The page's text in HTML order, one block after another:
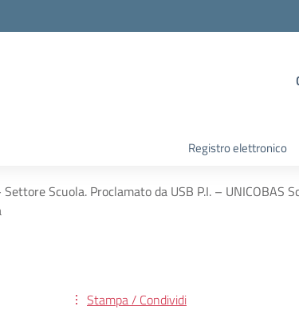
Registro elettronico
Scuola. Proclamato da USB P.I. – UNICOBAS
Stampa / Condividi